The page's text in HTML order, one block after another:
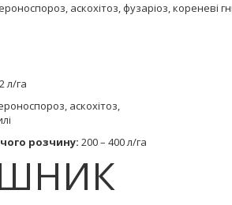
аскохітоз, фузаріоз, кореневі
л/га
аскохітоз,
розчину: 200 – 400 л/га